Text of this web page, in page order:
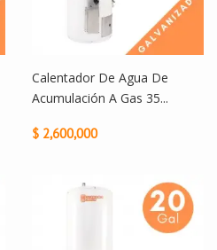
Calentador De Agua De
Acumulación A Gas 35...
$ 2,600,000